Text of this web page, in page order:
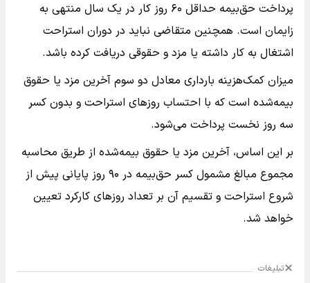
پرداخت حق‌بیمه حداقل ۶۰ روز کار در یک سال منتهی به
زایمان است. همچنین متقاضی نباید در دوران استراحت
اشتغال به کار داشته یا مزد و حقوقی دریافت کرده باشد.
میزان کمک‌هزینه بارداری معادل دو سوم آخرین مزد یا حقوق
بیمه‌شده است که با احتساب روزهای استراحت و بدون کسر
سه روز نخست پرداخت می‌شود.
بر این اساس، آخرین مزد یا حقوق بیمه‌شده از طریق محاسبه
مجموع مبالغ مشمول کسر حق‌بیمه در ۹۰ روز پایانی پیش از
شروع استراحت و تقسیم آن بر تعداد روزهای کارکرد تعیین
خواهد شد.
تبلیغات